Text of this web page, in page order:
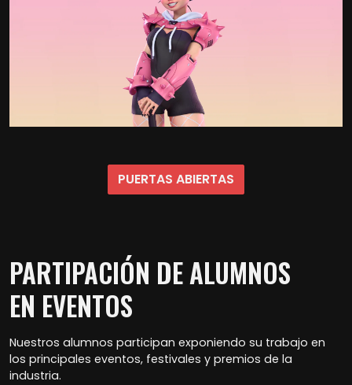
PUERTAS ABIERTAS
PARTIPACIÓN DE ALUMNOS
EN EVENTOS
Nuestros alumnos participan exponiendo su trabajo en
los principales eventos, festivales y premios de la
industria.